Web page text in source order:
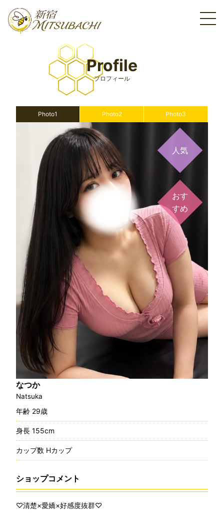
Profile
プロフィール
Photo1 Photo2 Photo3
人気
おす
すめ
なつか
Natsuka
年齢 29歳
身長 155cm
カップ数 Hカップ
ショップコメント
♡清楚×愛嬌×好感度抜群♡